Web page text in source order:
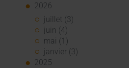
2026
juillet (3)
juin (4)
mai (1)
janvier (3)
2025